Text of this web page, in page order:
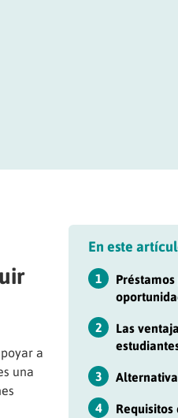
En este
1
2
Las
3
4
a
una